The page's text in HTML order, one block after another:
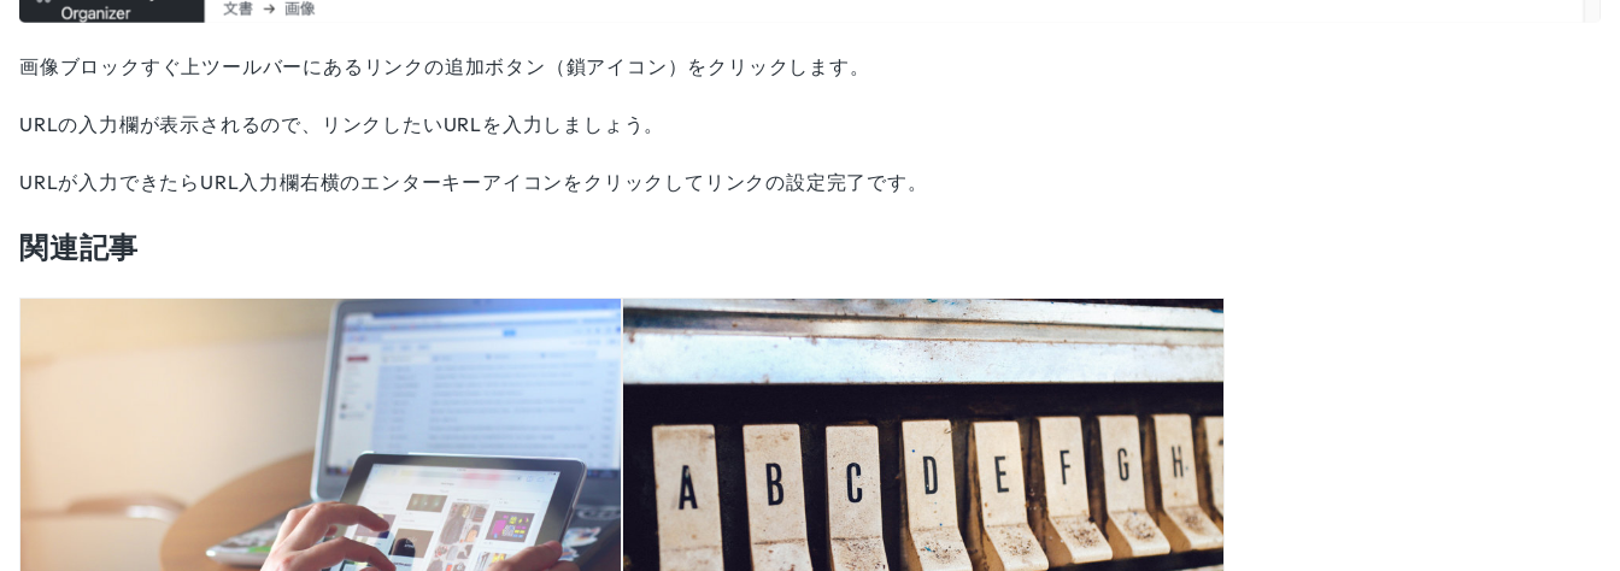
画像ブロックすぐ上ツールバーにあるリンクの追加ボタン（鎖アイコン）をクリックします。
URLの入力欄が表示されるので、リンクしたいURLを入力しましょう。
URLが入力できたらURL入力欄右横のエンターキーアイコンをクリックしてリンクの設定完了です。
関連記事